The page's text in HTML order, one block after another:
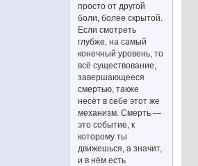
просто от другой
боли, более скрытой.
Если смотреть
глубже, на самый
конечный уровень, то
всё существование,
завершающееся
смертью, также
несёт в себе этот же
механизм. Смерть —
это событие, к
которому ты
движешься, а значит,
и в нём есть